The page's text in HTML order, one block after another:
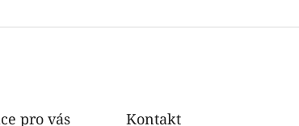
pro vás Kontakt